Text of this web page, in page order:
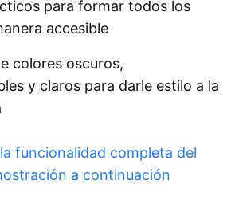
para formar todos los
accesible
colores oscuros,
y claros para darle estilo a la
funcionalidad completa del
a continuación